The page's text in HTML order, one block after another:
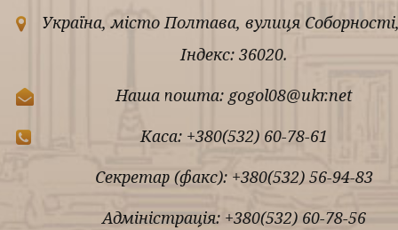
Україна, місто Полтава, вулиця
Індекс: 36020.
Наша пошта: gogol08@ukr.net
Каса: +380(532) 60-78-61
Секретар (факс): +380(532) 56-94-83
Адміністрація: +380(532) 60-78-56